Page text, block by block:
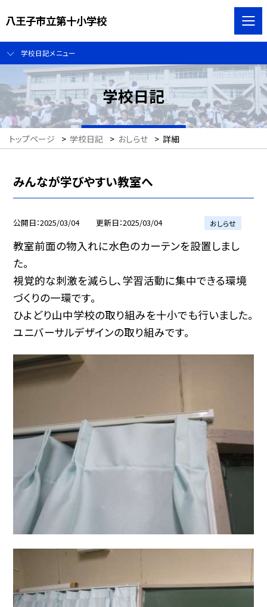
八王子市立第十小学校
学校日記メニュー
学校日記
トップページ > 学校日記 > おしらせ > 詳細
みんなが学びやすい教室へ
公開日 2025/03/04 更新日 2025/03/04 おしらせ
教室前面の物入れに水色のカーテンを設置しまし
た。
視覚的な刺激を減らし、学習活動に集中できる環境
づくりの一環です。
ひよどり山中学校の取り組みを十小でも行いました。
ユニバーサルデザインの取り組みです。